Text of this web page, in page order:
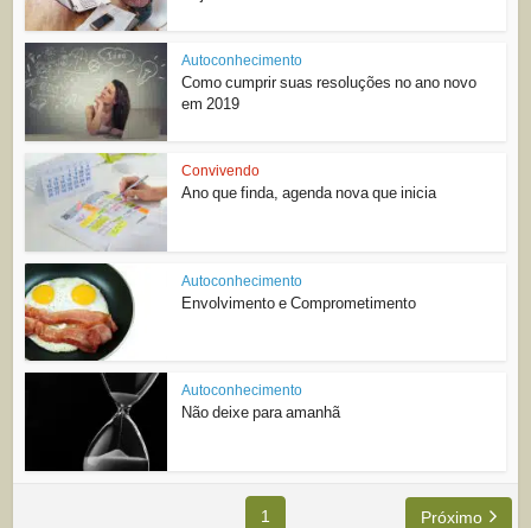
Autoconhecimento
Como cumprir suas resoluções no ano novo
em 2019
Convivendo
Ano que finda, agenda nova que inicia
Autoconhecimento
Envolvimento e Comprometimento
Autoconhecimento
Não deixe para amanhã
1 Próximo